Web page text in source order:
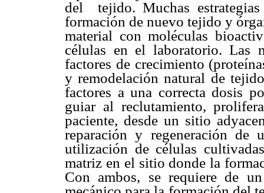
del tejido. Muchas
formación de nuevo tejido y
material con moléculas
células en el laboratorio. Las
factores de crecimiento
y remodelación natural de
factores a una correcta dosis
guiar al reclutamiento,
paciente, desde un sitio
reparación y regeneración de
utilización de células
matriz en el sitio donde la
Con ambos, se requiere de